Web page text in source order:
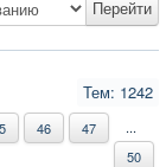
Тем: 1242
46 47
...
50